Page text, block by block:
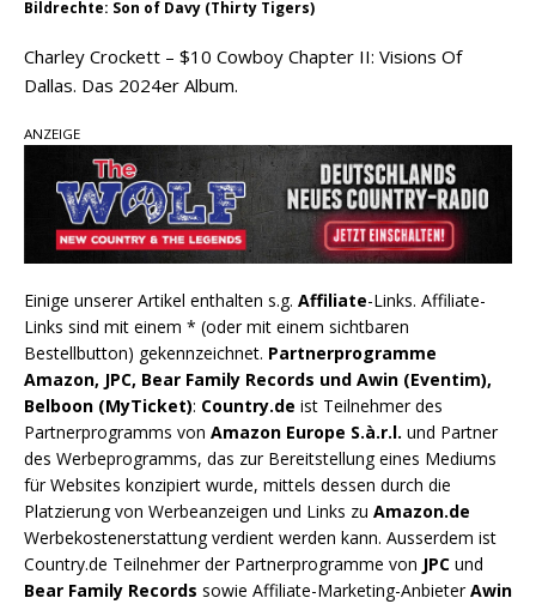
Bildrechte: Son of Davy (Thirty Tigers)
Charley Crockett – $10 Cowboy Chapter II: Visions Of
Dallas. Das 2024er Album.
ANZEIGE
Einige unserer Artikel enthalten s.g. Affiliate-Links. Affiliate-
Links sind mit einem * (oder mit einem sichtbaren
Bestellbutton) gekennzeichnet. Partnerprogramme
Amazon, JPC, Bear Family Records und Awin (Eventim),
Belboon (MyTicket): Country.de ist Teilnehmer des
Partnerprogramms von Amazon Europe S.à.r.l. und Partner
des Werbeprogramms, das zur Bereitstellung eines Mediums
für Websites konzipiert wurde, mittels dessen durch die
Platzierung von Werbeanzeigen und Links zu Amazon.de
Werbekostenerstattung verdient werden kann. Ausserdem ist
Country.de Teilnehmer der Partnerprogramme von JPC und
Bear Family Records sowie Affiliate-Marketing-AnbieterAwin